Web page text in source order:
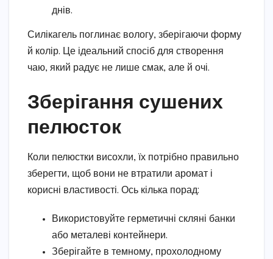
днів.
Силікагель поглинає вологу, зберігаючи форму
й колір. Це ідеальний спосіб для створення
чаю, який радує не лише смак, але й очі.
Зберігання сушених
пелюсток
Коли пелюстки висохли, їх потрібно правильно
зберегти, щоб вони не втратили аромат і
корисні властивості. Ось кілька порад:
Використовуйте герметичні скляні банки
або металеві контейнери.
Зберігайте в темному, прохолодному